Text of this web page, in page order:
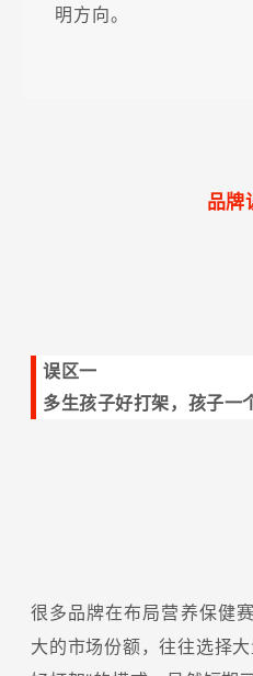
明方向。
品牌
误区一
多生孩子好打架，孩子一
很多品牌在布局营养保健
大的市场份额，往往选择